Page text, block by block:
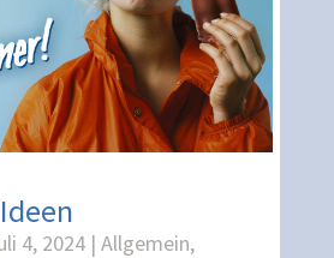
4, 2024| Allgemein,